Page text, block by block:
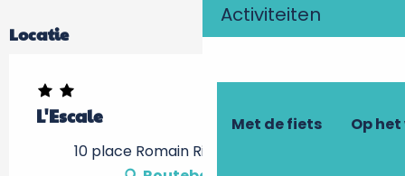
Activiteiten
Met de fiets Op
Locatie
L'Escale
10 place Romain Rideau, 37800 Ports